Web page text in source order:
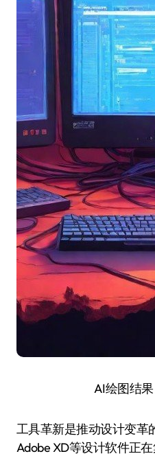
AI绘图结
工具革新是推动设计变革
Adobe XD等设计软件正